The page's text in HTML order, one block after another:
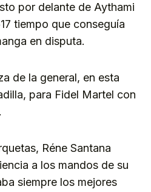
por delante de Aythami
tiempo que conseguía
en disputa.
de la general, en esta
para Fidel Martel con
Réne Santana
a los mandos de su
siempre los mejores